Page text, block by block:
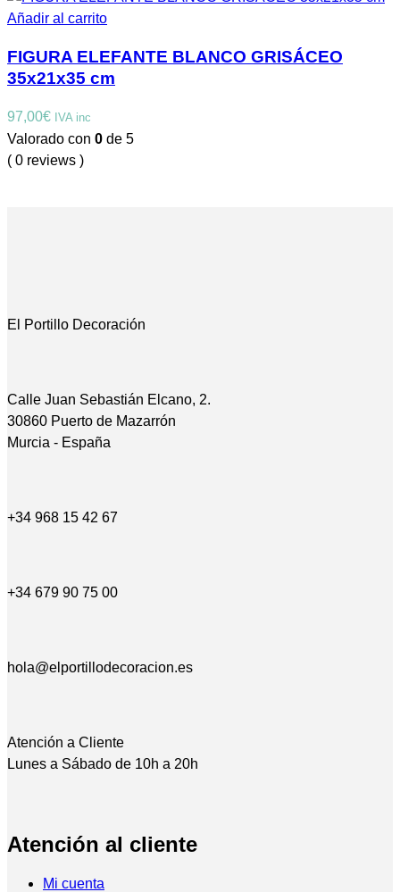
Añadir al carrito
FIGURA ELEFANTE BLANCO GRISÁCEO
35x21x35 cm
97,00€ IVA inc
Valorado con 0 de 5
( 0 reviews )
El Portillo Decoración
Calle Juan Sebastián Elcano, 2.
30860 Puerto de Mazarrón
Murcia - España
+34 968 15 42 67
+34 679 90 75 00
hola@elportillodecoracion.es
Atención a Cliente
Lunes a Sábado de 10h a 20h
Atención al cliente
Mi cuenta